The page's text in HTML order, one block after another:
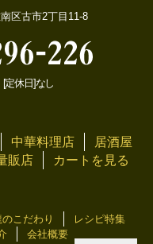
区古市2丁目11-8
定休日]なし
中華料理店
居酒屋
販店 カートを見る
こだわり
レシピ特集
会社概要